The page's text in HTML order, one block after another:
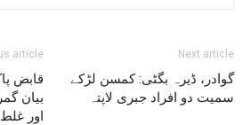
article
قابض
بیان
اور
Next article
گوادر، ڈیرہ بگٹی: کمسن لڑکے
سمیت دو افراد جبری لاپتہ